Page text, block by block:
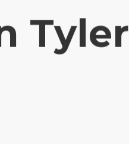
Tyler